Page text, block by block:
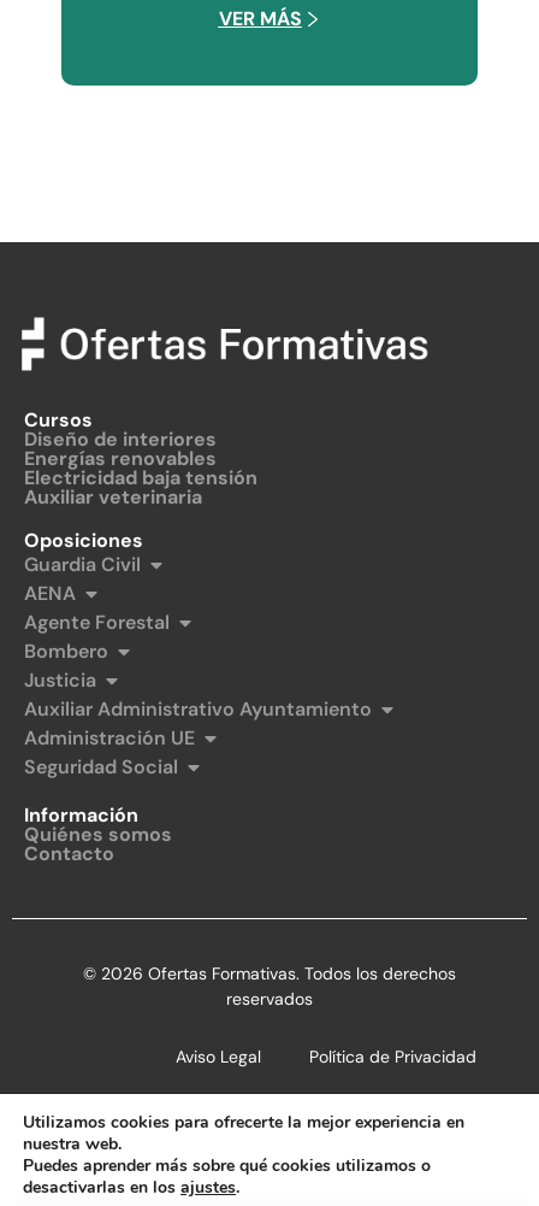
VER MÁS
Cursos
Diseño de interiores
Energías renovables
Electricidad baja tensión
Auxiliar veterinaria
Oposiciones
Guardia Civil
AENA
Agente Forestal
Bombero
Justicia
Auxiliar Administrativo Ayuntamiento
Administración UE
Seguridad Social
Información
Quiénes somos
Contacto
© 2026 Ofertas Formativas. Todos los derechos
reservados
Aviso Legal Política de Privacidad
Política de Cookies
Utilizamos cookies para ofrecerte la mejor experiencia en
nuestra web.
Puedes aprender más sobre qué cookies utilizamos o
desactivarlas en los ajustes.